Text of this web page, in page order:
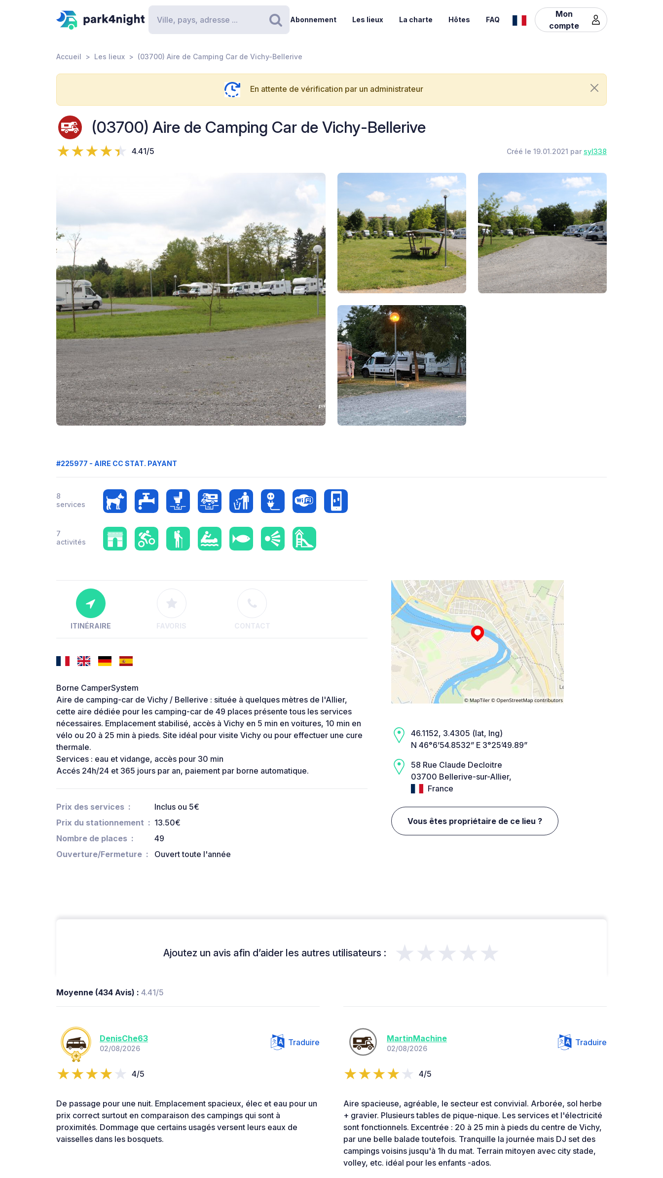
Rechercher
Abonnement Les lieux La charte Hôtes FAQ
Mon
compte
Accueil Les lieux (03700) Aire de Camping Car de Vichy-Bellerive
En attente de vérification par un administrateur
(03700) Aire de Camping Car de Vichy-Bellerive
4.41/5 Créé le 19.01.2021 par syl338
#225977 - AIRE CC STAT. PAYANT
8
services
7
activités
ITINÉRAIRE FAVORIS CONTACT
Borne CamperSystem
Aire de camping-car de Vichy / Bellerive : située à quelques mètres de l'Allier,
cette aire dédiée pour les camping-car de 49 places présente tous les services
nécessaires. Emplacement stabilisé, accès à Vichy en 5 min en voitures, 10 min en
vélo ou 20 à 25 min à pieds. Site idéal pour visite Vichy ou pour effectuer une cure
thermale.
Services : eau et vidange, accès pour 30 min
Accés 24h/24 et 365 jours par an, paiement par borne automatique.
Prix des services
Inclus ou 5€
Prix du stationnement
13.50€
Nombre de places
49
Ouverture/Fermeture
Ouvert toute l'année
46.1152, 3.4305 (lat, lng)
N 46°6’54.8532” E 3°25’49.89”
58 Rue Claude Decloitre
03700 Bellerive-sur-Allier,
France
Vous êtes propriétaire de ce lieu ?
Ajoutez un avis afin d’aider les autres utilisateurs : ★★★★★
Moyenne (434 Avis) : 4.41/5
DenisChe63
02/08/2026
Traduire
4/5
De passage pour une nuit. Emplacement spacieux, élec et eau pour un
prix correct surtout en comparaison des campings qui sont à
proximités. Dommage que certains usagés versent leurs eaux de
vaisselles dans les bosquets.
MartinMachine
02/08/2026
Traduire
4/5
Aire spacieuse, agréable, le secteur est convivial. Arborée, sol herbe
+ gravier. Plusieurs tables de pique-nique. Les services et l'électricité
sont fonctionnels. Excentrée : 20 à 25 min à pieds du centre de Vichy,
par une belle balade toutefois. Tranquille la journée mais DJ set des
campings voisins jusqu'à 1h du mat. Terrain mitoyen avec city stade,
volley, etc. idéal pour les enfants -ados.